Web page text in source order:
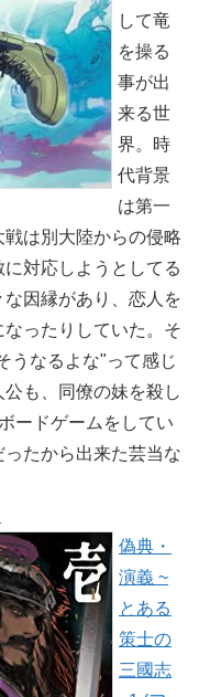
して竜
を操る
事が出
来る世
界。時
代背景
は第一
は別大陸からの侵略
対応しようとしてる
因縁があり、恋人を
ったりしていた。そ
うなるよな"って感じ
も、同僚の妹を殺し
ードゲームをしてい
たから出来た芸当な
偽典・
演義 ~
とある
策士の
三國志